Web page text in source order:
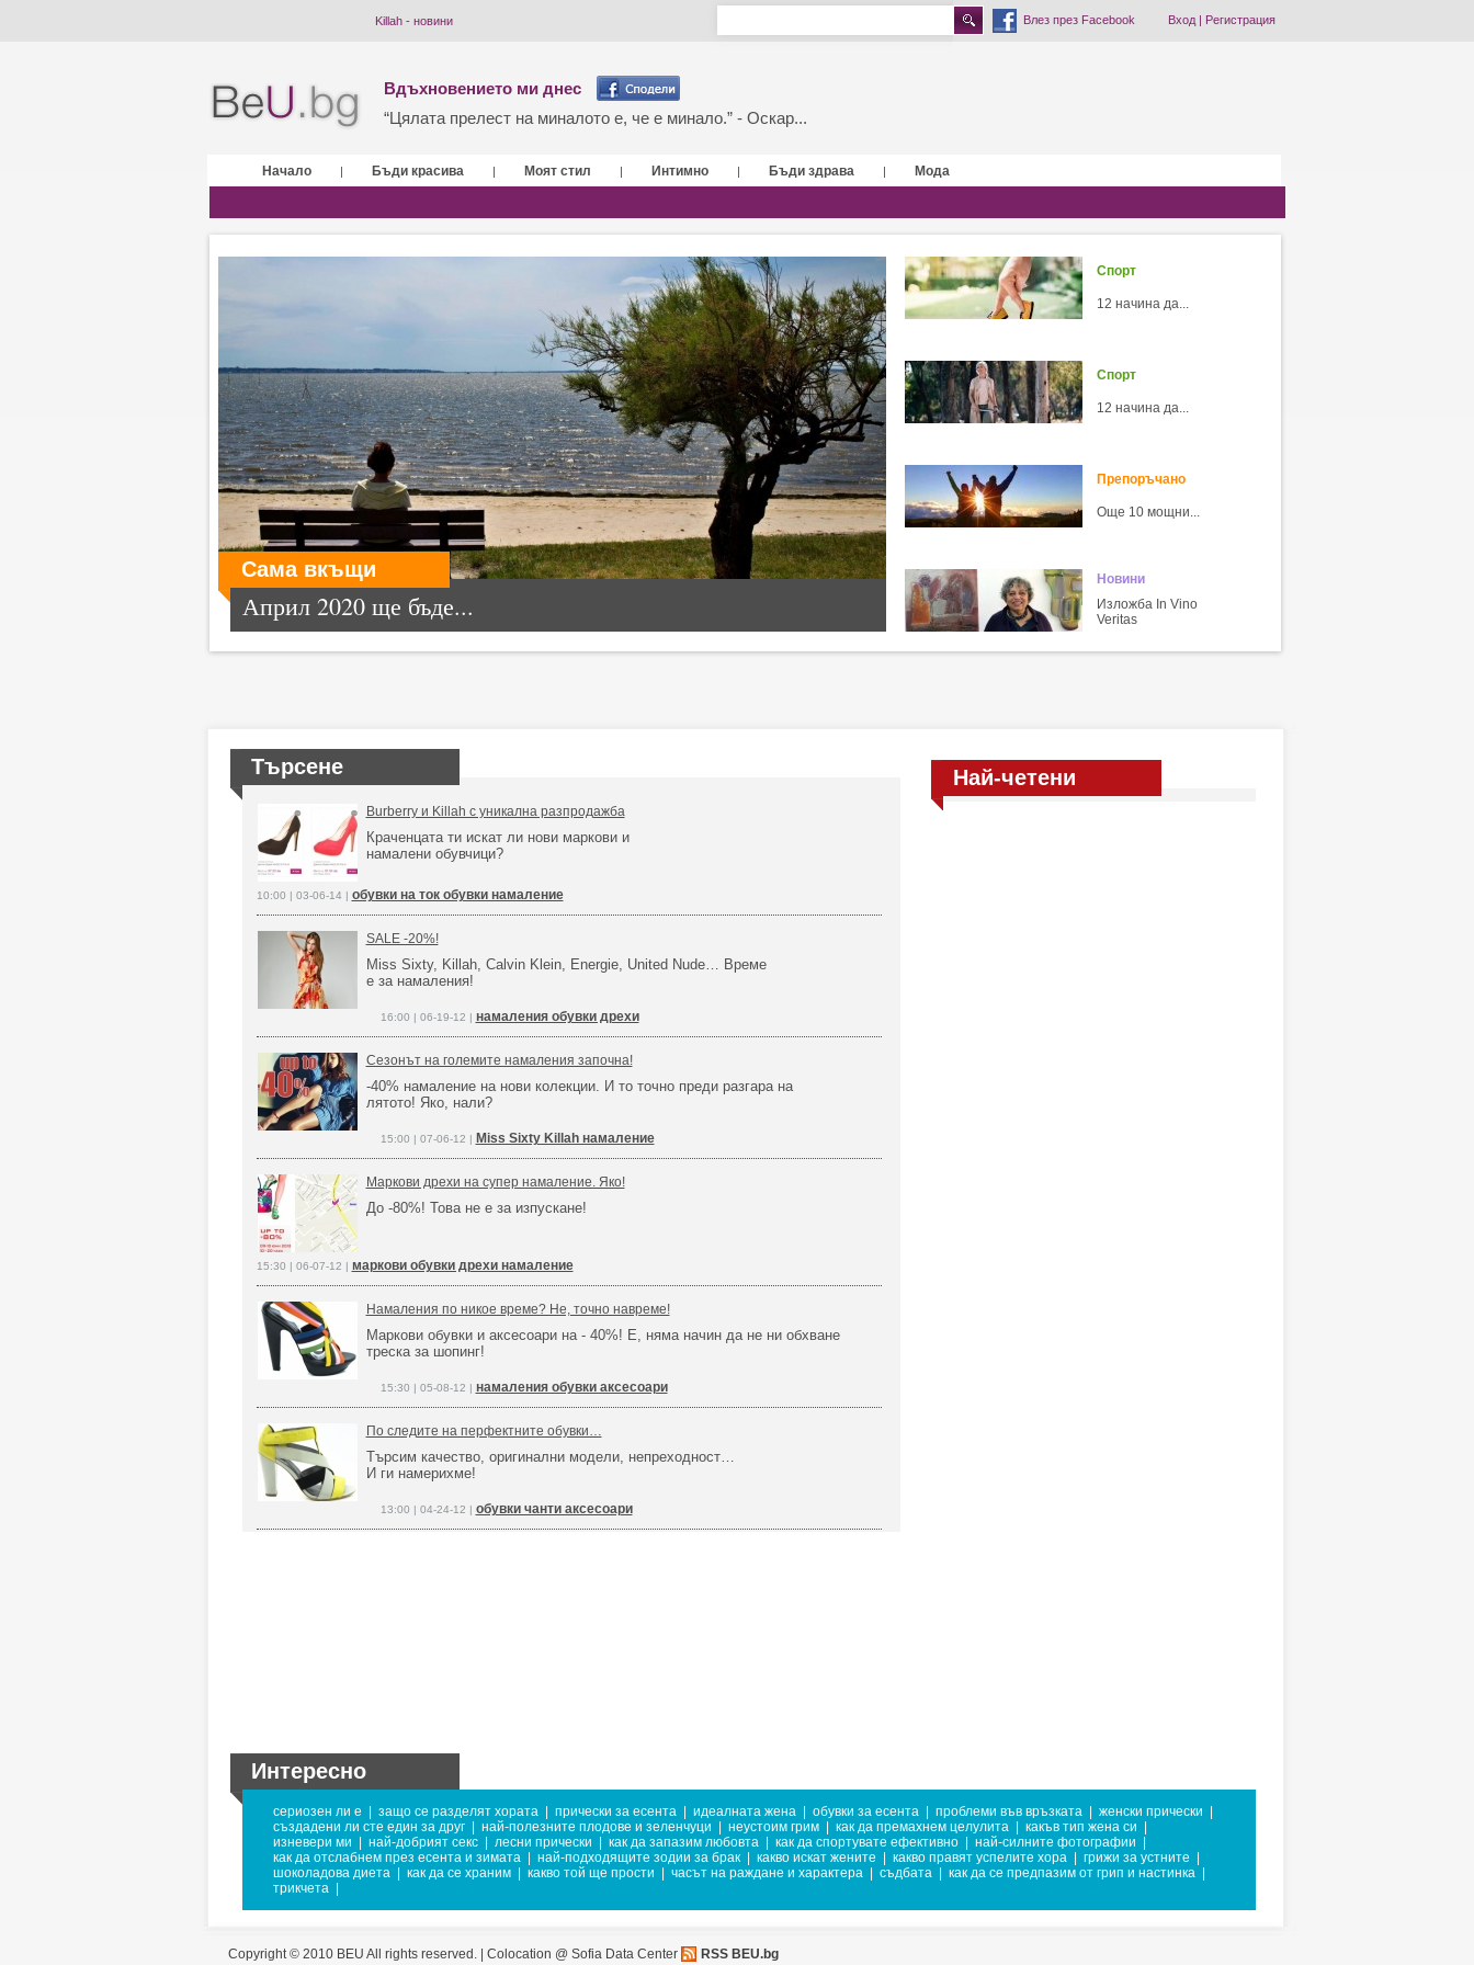
Killah - новини Влез през Facebook Вход| Регистрация
Вдъхновението ми днес
“Цялата прелест на миналото е, че е минало.” - Оскар...
Начало | Бъди красива | Моят стил | Интимно | Бъди здрава | Мода
Сама вкъщи
Април 2020 ще бъде...
Спорт
12 начина да...
Спорт
12 начина да...
Препоръчано
Още 10 мощни...
Новини
Изложба In Vino
Veritas
Търсене
Burberry и Killah с уникална разпродажба
Краченцата ти искат ли нови маркови и
намалени обувчици?
10:00 | 03-06-14 | обувки на ток обувки намаление
SALE -20%!
Miss Sixty, Killah, Calvin Klein, Energie, United Nude… Време
е за намаления!
16:00 | 06-19-12 | намаления обувки дрехи
Сезонът на големите намаления започна!
-40% намаление на нови колекции. И то точно преди разгара на
лятото! Яко, нали?
15:00 | 07-06-12 | Miss Sixty Killah намаление
Маркови дрехи на супер намаление. Яко!
До -80%! Това не е за изпускане!
15:30 | 06-07-12 | маркови обувки дрехи намаление
Намаления по никое време? Не, точно навреме!
Маркови обувки и аксесоари на - 40%! Е, няма начин да не ни обхване
треска за шопинг!
15:30 | 05-08-12 | намаления обувки аксесоари
По следите на перфектните обувки…
Търсим качество, оригинални модели, непреходност…
И ги намерихме!
13:00 | 04-24-12 | обувки чанти аксесоари
Най-четени
Интересно
сериозен ли е защо се разделят хората прически за есента идеалната жена обувки за есента проблеми във връзката женски прически
създадени ли сте един за друг
най-полезните плодове и зеленчуци неустоим грим как да премахнем целулита какъв тип жена си
изневери ми
най-добрият секс лесни прически как да запазим любовта как да спортувате ефективно най-силните фотографии
как да отслабнем през есента и зимата
най-подходящите зодии за брак какво искат жените какво правят успелите хора грижи за устните
шоколадова диета
как да се храним какво той ще прости часът на раждане и характера съдбата как да се предпазим от грип и настинка
трикчета
Copyright © 2010 BEU All rights reserved. | Colocation @ Sofia Data Center RSS BEU.bg